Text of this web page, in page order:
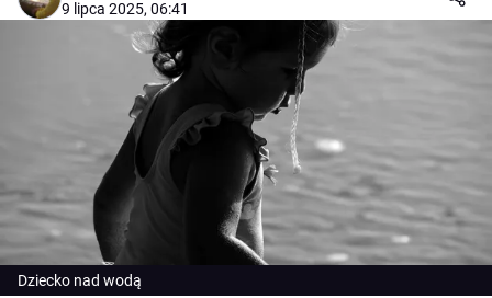
9 lipca 2025, 06:41
Dziecko nad wodą